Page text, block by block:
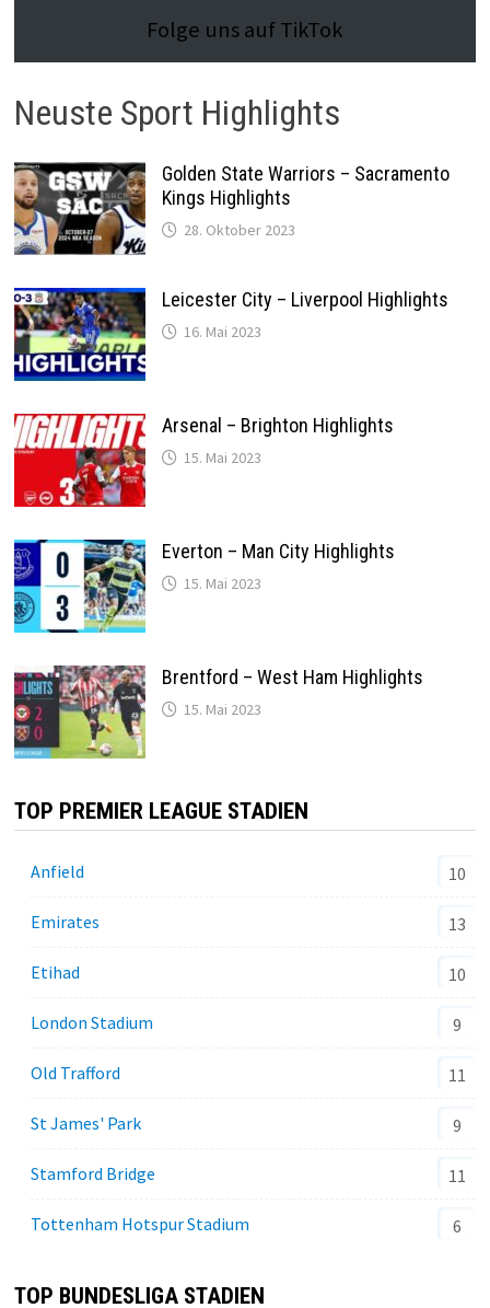
Folge uns auf TikTok
Neuste Sport Highlights
Golden State Warriors – Sacramento
Kings Highlights
28. Oktober 2023
Leicester City – Liverpool Highlights
16. Mai 2023
Arsenal – Brighton Highlights
15. Mai 2023
Everton – Man City Highlights
15. Mai 2023
Brentford – West Ham Highlights
15. Mai 2023
TOP PREMIER LEAGUE STADIEN
Anfield 10
Emirates 13
Etihad 10
London Stadium 9
Old Trafford 11
St James' Park 9
Stamford Bridge 11
Tottenham Hotspur Stadium 6
TOP BUNDESLIGA STADIEN